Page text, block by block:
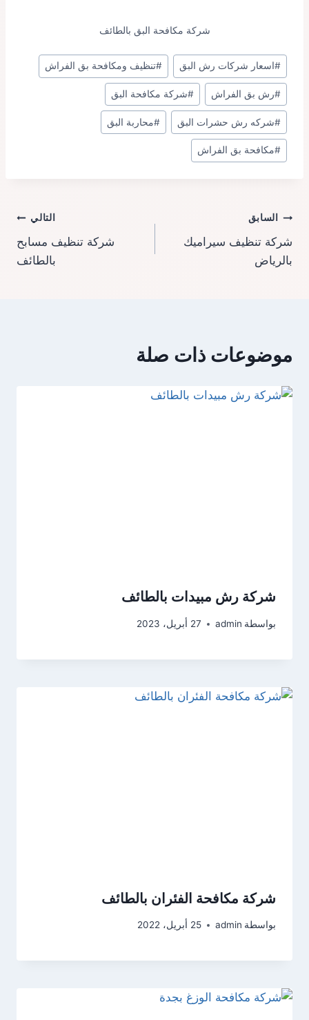
شركة مكافحة البق بالطائف
وسوم
المقال:
#اسعار شركات رش البق #تنظيف ومكافحة بق الفراش
#رش بق الفراش #شركة مكافحة البق
#شركه رش حشرات البق #محاربة البق
#مكافحة بق الفراش
تصفّح
المقالات
السابق
شركة تنظيف سيراميك
بالرياض
التالي
شركة تنظيف مسابح
بالطائف
موضوعات ذات صلة
شركة رش مبيدات بالطائف
بواسطة admin 27 أبريل، 2023
شركة مكافحة الفئران بالطائف
بواسطة admin 25 أبريل، 2022